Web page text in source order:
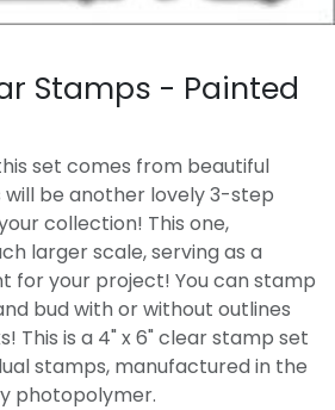
Stamps - Painted
set comes from beautiful
will be another lovely 3-step
collection! This one,
larger scale, serving as a
for your project! You can stamp
bud with or without outlines
This is a 4" x 6" clear stamp set
stamps, manufactured in the
photopolymer.